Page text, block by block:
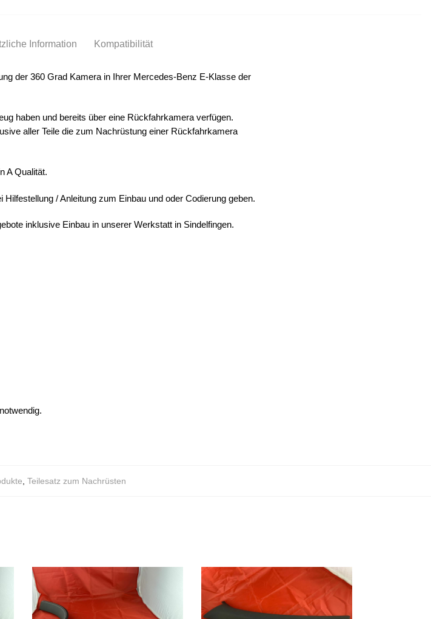
Information Kompatibilität
der 360 Grad Kamera in Ihrer Mercedes-Benz E-Klasse der
haben und bereits über eine Rückfahrkamera verfügen.
aller Teile die zum Nachrüstung einer Rückfahrkamera
A Qualität.
/ Anleitung zum Einbau und oder Codierung geben.
inklusive Einbau in unserer Werkstatt in Sindelfingen.
Teilesatz zum Nachrüsten